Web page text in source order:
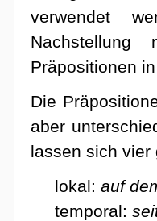
verwendet
Präpositionen
Die
aber
lassen sich vier
lokal: auf
temporal: